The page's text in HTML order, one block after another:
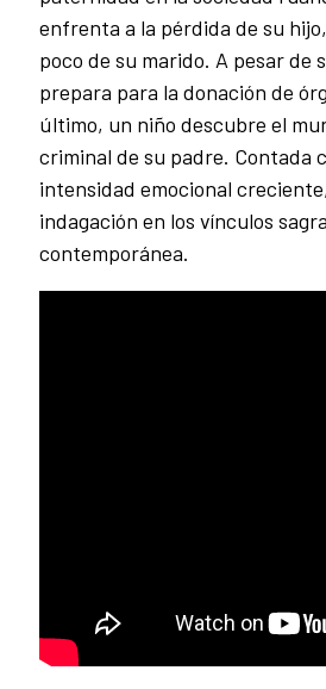
enfrenta a la pérdida de su
poco de su marido. A pesar de
prepara para la donación de
último, un niño descubre el
criminal de su padre. Contada
intensidad emocional
indagación en los vínculos
contemporánea.